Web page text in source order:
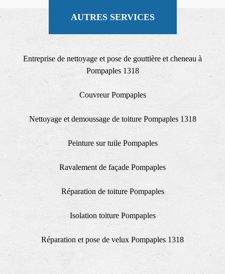
AUTRES SERVICES
Entreprise de nettoyage et pose de gouttière et cheneau à
Pompaples 1318
Couvreur Pompaples
Nettoyage et demoussage de toiture Pompaples 1318
Peinture sur tuile Pompaples
Ravalement de façade Pompaples
Réparation de toiture Pompaples
Isolation toiture Pompaples
Réparation et pose de velux Pompaples 1318